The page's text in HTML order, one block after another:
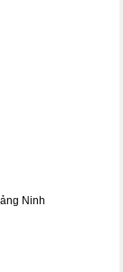
Ninh